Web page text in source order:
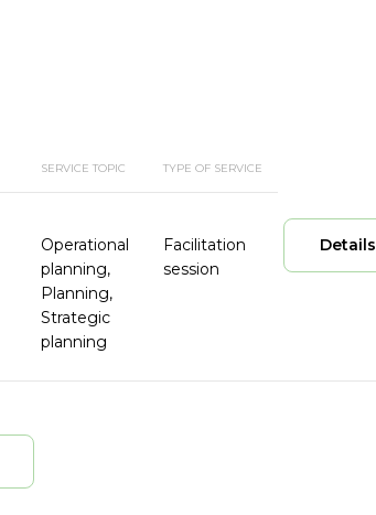
SERVICE TOPIC TYPE OF SERVICE
Operational
planning,
Planning,
Strategic
planning
Facilitation
session
Details